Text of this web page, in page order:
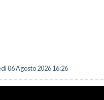
06 Agosto 2026 16:26